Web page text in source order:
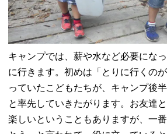
キャンプでは、薪や水など必要にな
に行きます。初めは「とりに行くの
っていたこどもたちが、キャンプ後
と率先していきたがります。お友達
楽しいということもありますが、一